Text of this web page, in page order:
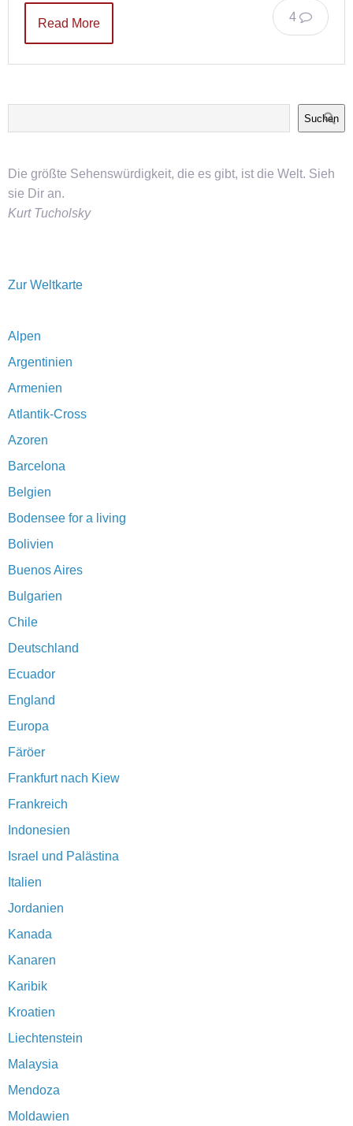
4
Read More
Suchen
Die größte Sehenswürdigkeit, die es gibt, ist die Welt. Sieh
sie Dir an.
Kurt Tucholsky
Zur Weltkarte
Alpen
Argentinien
Armenien
Atlantik-Cross
Azoren
Barcelona
Belgien
Bodensee for a living
Bolivien
Buenos Aires
Bulgarien
Chile
Deutschland
Ecuador
England
Europa
Färöer
Frankfurt nach Kiew
Frankreich
Indonesien
Israel und Palästina
Italien
Jordanien
Kanada
Kanaren
Karibik
Kroatien
Liechtenstein
Malaysia
Mendoza
Moldawien